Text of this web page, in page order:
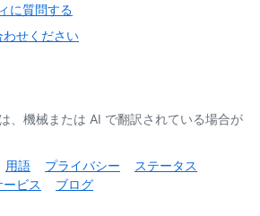
に質問する
せください
、機械または AI で翻訳されている場合が
用語 プライバシー
ステータス
ビス ブログ